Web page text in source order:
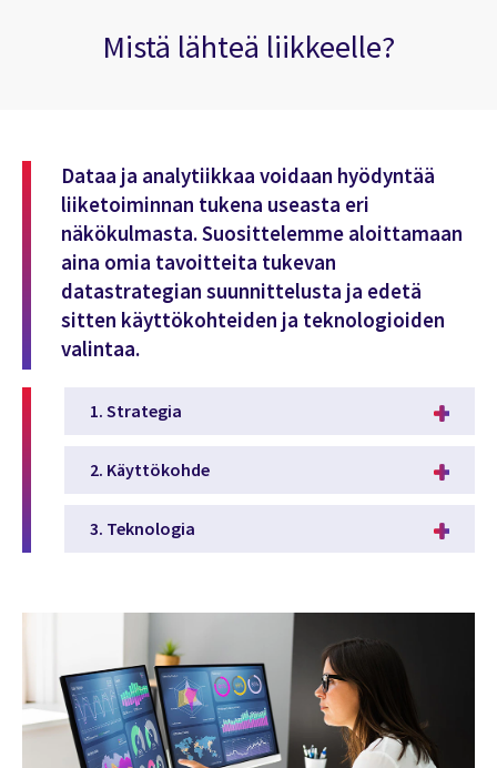
Mistä lähteä liikkeelle?
Dataa ja analytiikkaa voidaan hyödyntää
liiketoiminnan tukena useasta eri
näkökulmasta.Suosittelemme aloittamaan
aina omia tavoitteita tukevan
datastrategian suunnittelusta ja edetä
sitten käyttökohteiden ja teknologioiden
valintaa.
1. Strategia
2. Käyttökohde
3. Teknologia